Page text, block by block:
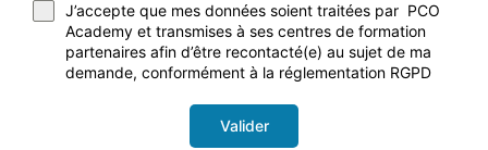
J’accepte que mes données soient traitées par PCO
Academy et transmises à ses centres de formation
partenaires afin d’être recontacté(e) au sujet de ma
demande, conformément à la réglementation RGPD
Valider